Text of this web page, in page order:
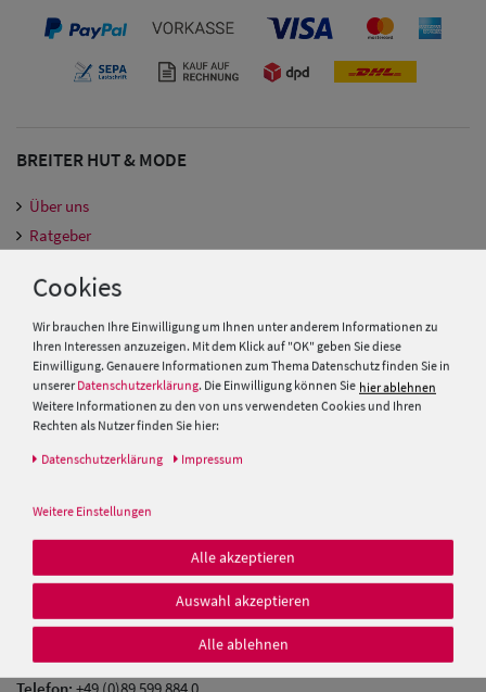
Herren Caps
Herren
Baseball Cpas
Schutz Caps
Herren
Sonnenschilder
BREITER HUT & MODE
Über uns
Ratgeber
Gutscheine
Vereins & Großbestellungen
Fachgeschäfte
Kundenkarte
Glossar
KONTAKT
Gerne beraten wir Sie persönlich!
Montag - Donnerstag:9:30 Uhr-17:00 Uhr
16:00 Uhr
Cookies
Wir brauchen Ihre Einwilligung um Ihnen unter anderem Informationen zu
Ihren Interessen anzuzeigen. Mit dem Klick auf "OK" geben Sie diese
Einwilligung. Genauere Informationen zum Thema Datenschutz finden Sie in
unsererDatenschutzerklärung. Die Einwilligung können Sie hier ablehnen
Weitere Informationen zu den von uns verwendeten Cookies und Ihren
Rechten als Nutzer finden Sie hier:
Daten­schutz­erklärung Impressum
Weitere Einstellungen
Alle akzeptieren
Auswahl akzeptieren
Alle ablehnen